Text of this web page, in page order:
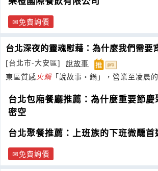
免費詢價
台北深夜的靈魂慰藉：為什麼我們需要
[台北市-大安區]
說故事
東區質感 火鍋 「說故事・鍋」，營業至凌晨
台北包廂餐廳推薦：為什麼重要節
密空
台北聚餐推薦：上班族的下班微醺首
免費詢價